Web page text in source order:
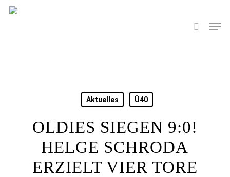
Skip
search
Aktuelles Ü40
OLDIES SIEGEN 9:0!
HELGE SCHRODA
ERZIELT VIER TORE